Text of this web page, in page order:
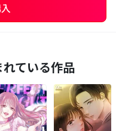
ている作品